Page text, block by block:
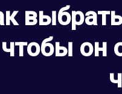
чтобы он